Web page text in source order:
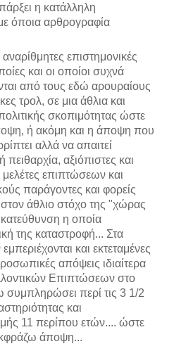
η κατάλληλη
όποια αρθρογραφία
επιστημονικές
και οι οποίοι συχνά
από τους εδώ αρουραίους
τρολ, σε μια άθλια και
σκοπιμότητας ώστε
ή ακόμη και η άποψη που
αλλά να απαιτεί
αξιόπιστες και
μελέτες επιπτώσεων και
παράγοντες και φορείς
άθλιο στόχο της "χώρας
η οποία
της καταστροφή... Στα
και εκτεταμένες
απόψεις ιδιαίτερα
Επιπτώσεων στο
συμπληρώσει περί τις 3 1/2
και
11 περίπου ετών.... ώστε
άποψη...